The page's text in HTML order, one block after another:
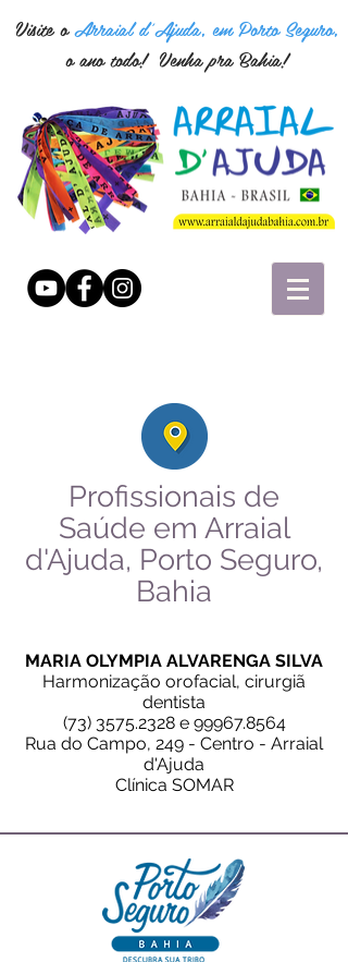
Visite oArraial d'Ajuda, em Porto Seguro,
o ano todo! Venha pra Bahia!
Profissionais de
Saúde em Arraial
d'Ajuda, Porto Seguro,
Bahia
MARIA OLYMPIA ALVARENGA SILVA
Harmonização orofacial, cirurgiã
dentista
(73) 3575.2328e 99967.8564
Rua do Campo, 249 - Centro - Arraial
d'Ajuda
Clínica SOMAR